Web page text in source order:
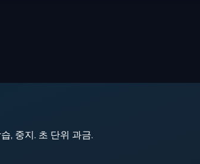
, 중지. 초 단위 과금.